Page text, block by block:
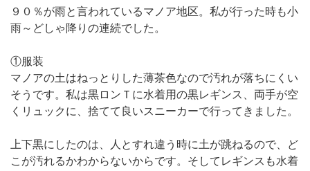
９０％が雨と言われているマノア地区。私が行った時も小
雨～どしゃ降りの連続でした。
①服装
マノアの土はねっとりした薄茶色なので汚れが落ちにくい
そうです。私は黒ロンＴに水着用の黒レギンス、両手が空
くリュックに、捨てて良いスニーカーで行ってきました。
上下黒にしたのは、人とすれ違う時に土が跳ねるので、ど
こが汚れるかわからないからです。そしてレギンスも水着